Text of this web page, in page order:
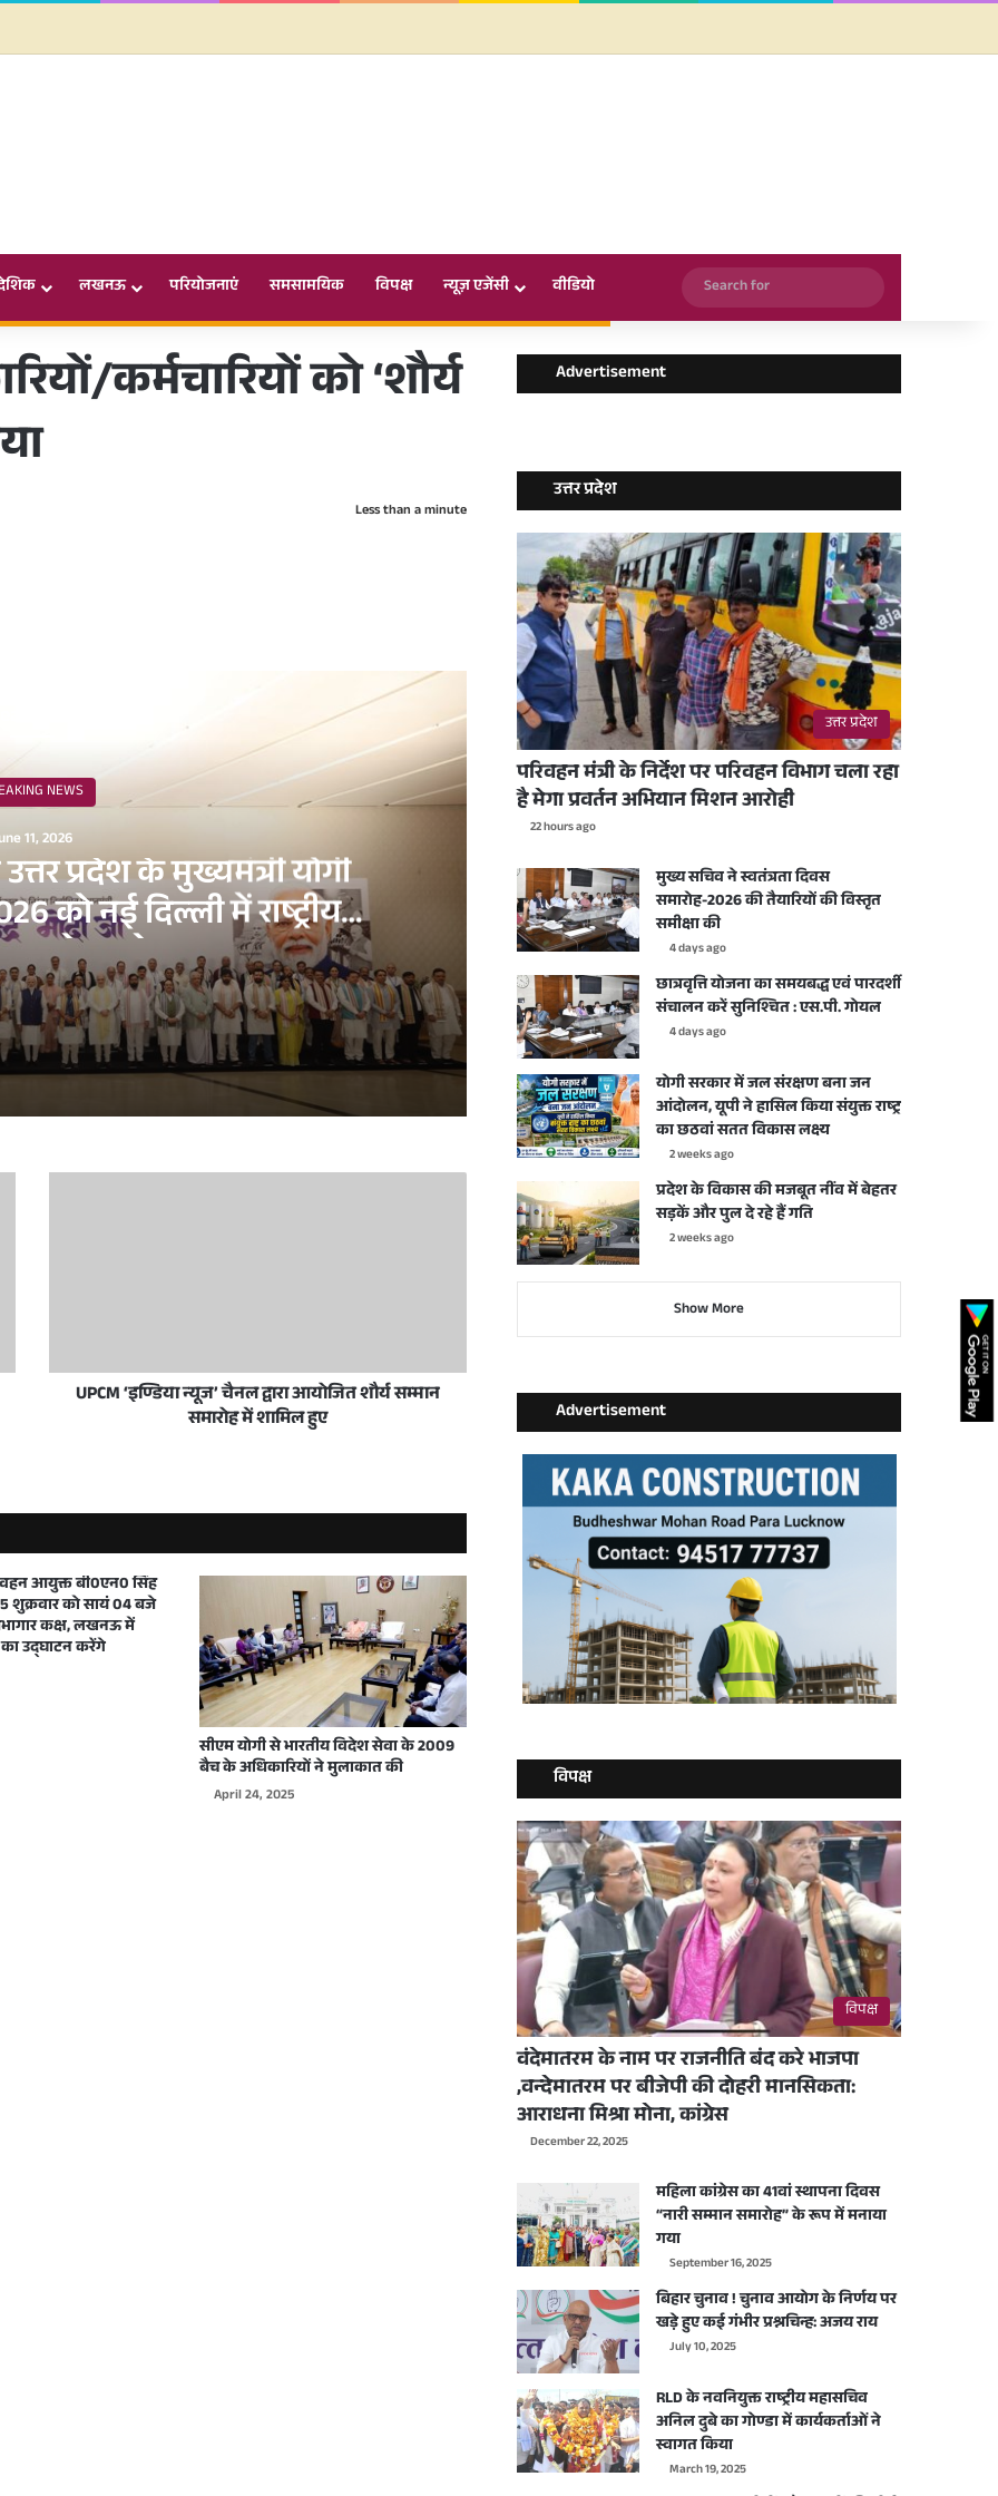
लखनऊ परियोजनाएं समसामयिक विपक्ष न्यूज़ एजेंसी वीडियो
Search
for
कर्मचारियों को ‘शौर्य
Less than a minute
NEWS
11, 2026
उत्तर प्रदेश के मुख्यमंत्री योगी
को नई दिल्ली में राष्ट्रीय
सम्मेलन के अवसर पर
प्रधानमंत्री नरेन्द्र मोदी व उत्तर प्रदेश के मुख्यमंत्री योगी आदित्यनाथ 10 जून, 2026 को नई दिल्ली में राष्ट्रीय जनतांत्रिक गठबंधन सम्मेलन के अवसर पर
भेंट
मुख्यमंत्री ने शारदीय नवरात्रि में महाअष्टमी एवं महानवमी के अवसर पर प्रदेशवासियों को हार्दिक बधाई और शुभकामनाएं दीं
दिल्ली में WJAI द्वारा आयोजित होने वाले कार्यक्रम के लिए उत्तर प्रदेश के मुख्यमंत्री योगी आदित्यनाथ को दिया गया आमंत्रण
UPCM ‘इण्डिया न्यूज’ चैनल द्वारा आयोजित शौर्य सम्मान
समारोह में शामिल हुए
आयुक्त बी0एन0 सिंह
शुक्रवार को सायं 04 बजे
कक्ष, लखनऊ में
उद्घाटन करेंगे
सीएम योगी से भारतीय विदेश सेवा के 2009
बैच के अधिकारियों ने मुलाकात की
April 24, 2025
Advertisement
उत्तर प्रदेश
उत्तर प्रदेश
परिवहन मंत्री के निर्देश पर परिवहन विभाग चला रहा
है मेगा प्रवर्तन अभियान मिशन आरोही
22 hours ago
मुख्य सचिव ने स्वतंत्रता दिवस
समारोह-2026 की तैयारियों की विस्तृत
समीक्षा की
4 days ago
छात्रवृत्ति योजना का समयबद्ध एवं पारदर्शी
संचालन करें सुनिश्चित : एस.पी. गोयल
4 days ago
योगी सरकार में जल संरक्षण बना जन
आंदोलन, यूपी ने हासिल किया संयुक्त राष्ट्र
का छठवां सतत विकास लक्ष्य
2 weeks ago
प्रदेश के विकास की मजबूत नींव में बेहतर
सड़कें और पुल दे रहे हैं गति
2 weeks ago
Show More
Advertisement
विपक्ष
विपक्ष
वंदेमातरम के नाम पर राजनीति बंद करे भाजपा
,वन्देमातरम पर बीजेपी की दोहरी मानसिकता:
आराधना मिश्रा मोना, कांग्रेस
December 22, 2025
महिला कांग्रेस का 41वां स्थापना दिवस
“नारी सम्मान समारोह” के रूप में मनाया
गया
September 16, 2025
बिहार चुनाव ! चुनाव आयोग के निर्णय पर
खड़े हुए कई गंभीर प्रश्नचिन्ह: अजय राय
July 10, 2025
RLD के नवनियुक्त राष्ट्रीय महासचिव
अनिल दुबे का गोण्डा में कार्यकर्ताओं ने
स्वागत किया
March 19, 2025